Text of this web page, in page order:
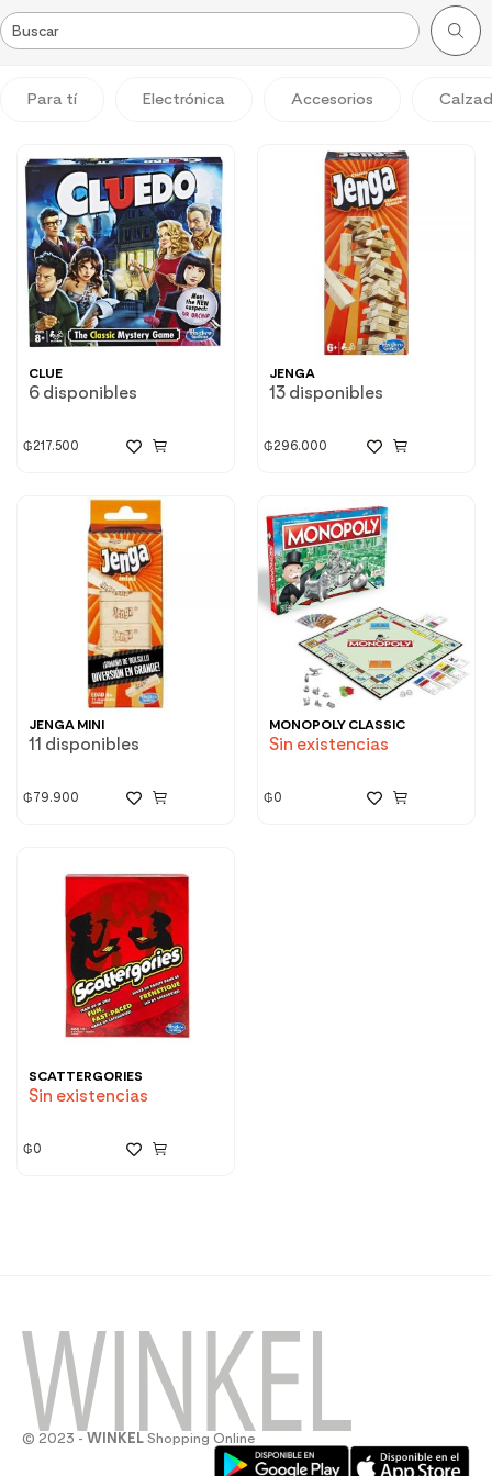
Para tí Electrónica Accesorios
CLUE
6 disponibles
₲217.500
JENGA
13 disponibles
₲296.000
JENGA MINI
11 disponibles
₲ 79.900
MONOPOLY CLASSIC
Sin existencias
₲0
SCATTERGORIES
Sin existencias
₲0
© 2023 - WINKEL Shopping Online